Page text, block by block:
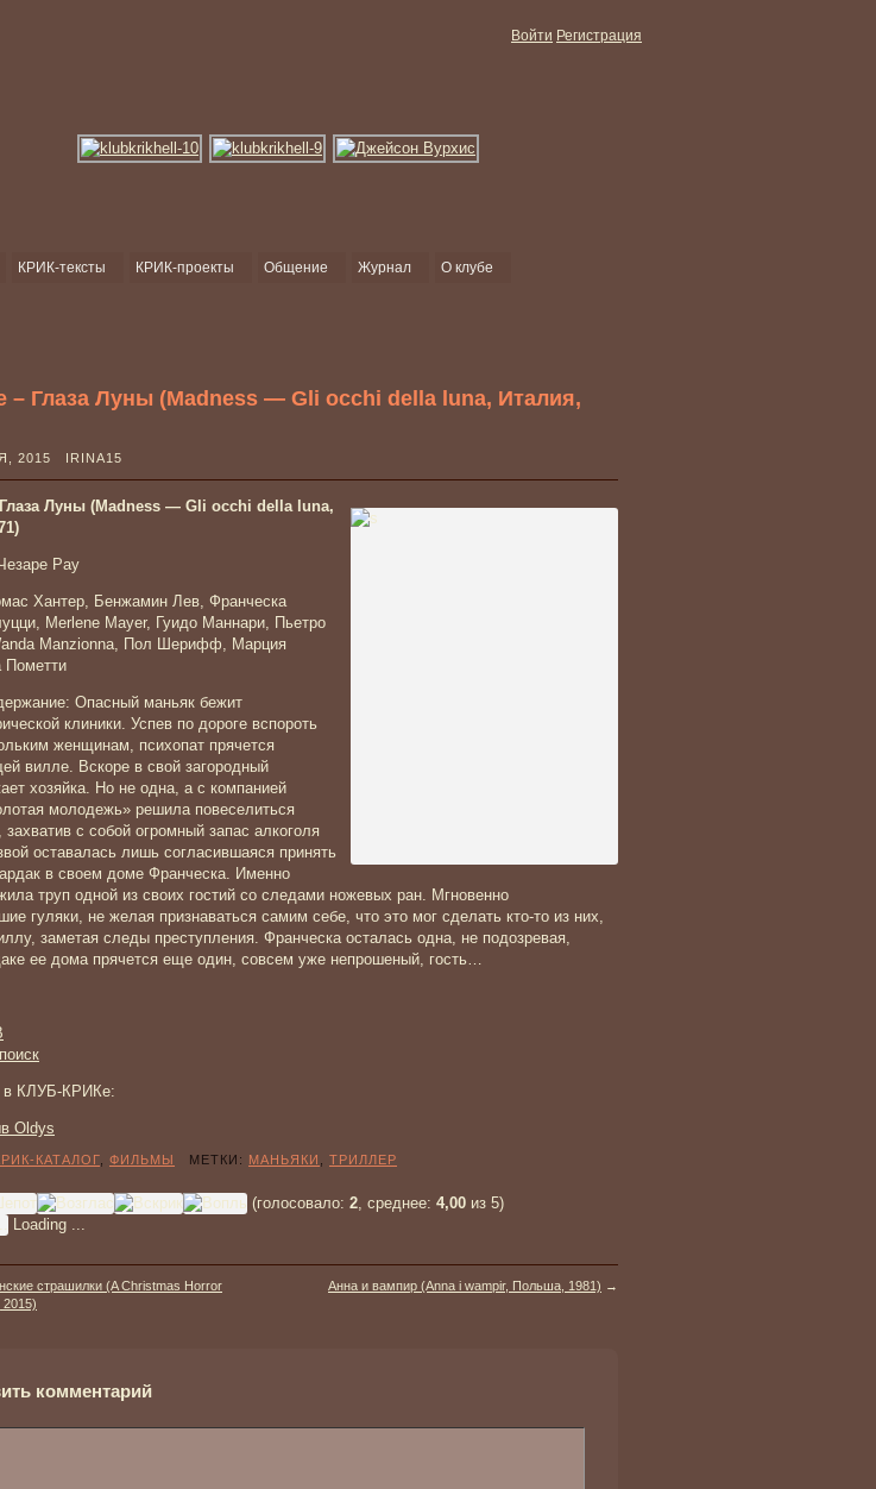
Войти Регистрация
КРИК-тексты КРИК-проекты Общение Журнал О клубе
– Глаза Луны (Madness — Gli occhi della luna, Италия,
2015 IRINA15
Луны (Madness — Gli occhi della luna,
Рау
Хантер, Бенжамин Лев, Франческа
Merlene Mayer, Гуидо Маннари, Пьетро
Manzionna, Пол Шерифф, Марция
Опасный маньяк бежит
клиники. Успев по дороге вспороть
женщинам, психопат прячется
вилле. Вскоре в свой загородный
хозяйка. Но не одна, а с компанией
молодежь» решила повеселиться
захватив с собой огромный запас алкоголя
оставалась лишь согласившаяся принять
в своем доме Франческа. Именно
труп одной из своих гостий со следами ножевых ран. Мгновенно
гуляки, не желая признаваться самим себе, что это мог сделать кто-то из них,
заметая следы преступления. Франческа осталась одна, не подозревая,
ее дома прячется еще один, совсем уже непрошеный, гость…
в КЛУБ-КРИКе:
Oldys
КАТАЛОГ ФИЛЬМЫ МЕТКИ: МАНЬЯКИ ТРИЛЛЕР
(голосовало: 2, среднее: 4,00 из 5)
Loading ...
страшилки (A Christmas Horror
2015)
Анна и вампир (Anna i wampir, Польша, 1981) →
комментарий